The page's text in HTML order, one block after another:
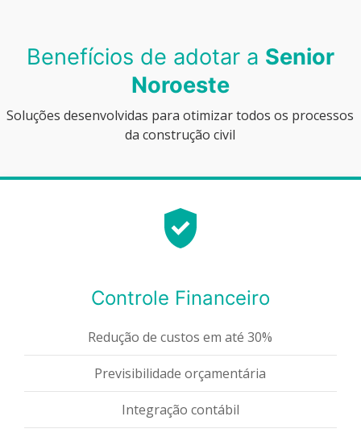
Benefícios de adotar a Senior
Noroeste
Soluções desenvolvidas para otimizar todos os processos
da construção civil
Controle Financeiro
Redução de custos em até 30%
Previsibilidade orçamentária
Integração contábil